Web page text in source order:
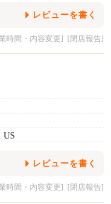
レビューを書く
時間・内容変更] [閉店報告]
US
レビューを書く
時間・内容変更] [閉店報告]